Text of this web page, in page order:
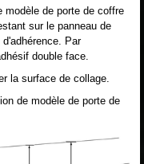
modèle de porte de coffre
sur le panneau de
Par
double face.
la surface de collage.
de modèle de porte de